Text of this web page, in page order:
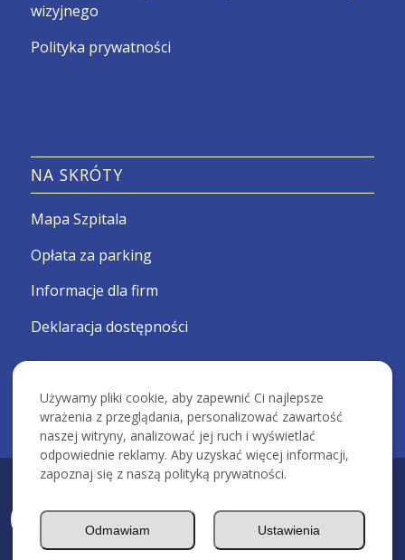
wizyjnego
Polityka prywatności
NA SKRÓTY
Mapa Szpitala
Opłata za parking
Informacje dla firm
Deklaracja dostępności
KRAKOWSKI SZPITAL SPECJALISTYCZNY IM. ŚW. JANA PAWŁA II -
Devcomm ICT
Używamy pliki cookie, aby zapewnić Ci najlepsze
wrażenia z przeglądania, personalizować zawartość
naszej witryny, analizować jej ruch i wyświetlać
odpowiednie reklamy. Aby uzyskać więcej informacji,
zapoznaj się z naszą polityką prywatności.
Ustawienia
Odmawiam